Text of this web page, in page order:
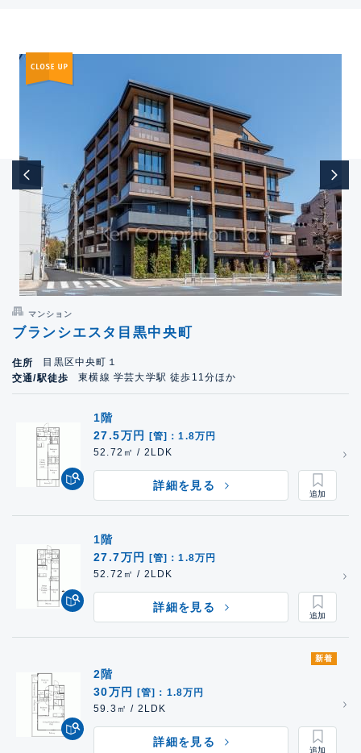
マンション
ブランシエスタ目黒中央町
住所
目黒区中央町１
交通/駅徒歩
東横線 学芸大学駅 徒歩11分ほか
1階
27.5万円
[管]：1.8万円
52.72㎡ / 2LDK
詳細を見る
1階
27.7万円
[管]：1.8万円
52.72㎡ / 2LDK
詳細を見る
新着
2階
30万円
[管]：1.8万円
59.3㎡ / 2LDK
詳細を見る